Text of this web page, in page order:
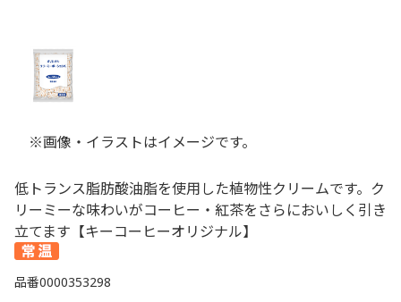
※画像・イラストはイメージです。
低トランス脂肪酸油脂を使用した植物性クリームです。ク
リーミーな味わいがコーヒー・紅茶をさらにおいしく引き
立てます【キーコーヒーオリジナル】
品番0000353298